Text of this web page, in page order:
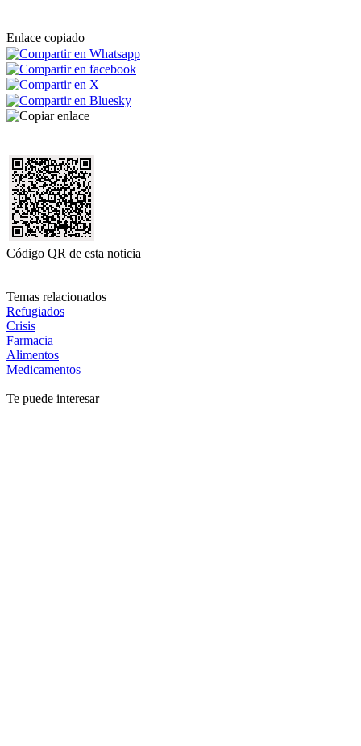
Enlace copiado
Código QR de esta noticia
Temas relacionados
Refugiados
Crisis
Farmacia
Alimentos
Medicamentos
Te puede interesar